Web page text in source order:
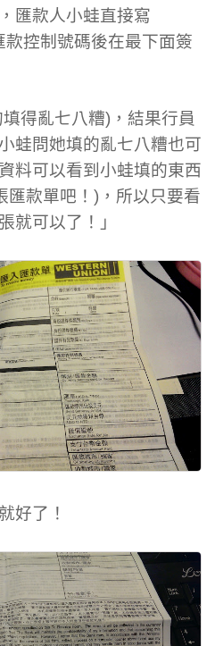
匯款人小蛙直接寫
控制號碼後在最下面簽
得亂七八糟)，結果行員
蛙問她填的亂七八糟也可
料可以看到小蛙填的東西
匯款單吧！)，所以只要看
就可以了！」
好了！